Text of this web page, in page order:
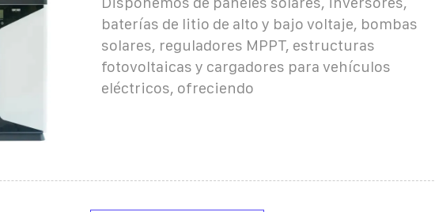
baterías de litio de alto y bajo voltaje, bombas
solares, reguladores MPPT, estructuras
fotovoltaicas y cargadores para vehículos
eléctricos, ofreciendo